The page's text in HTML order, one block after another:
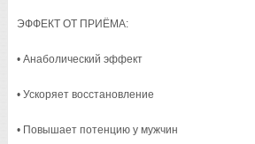
ЭФФЕКТ ОТ ПРИЁМА:
• Анаболический эффект
• Ускоряет восстановление
• Повышает потенцию у мужчин